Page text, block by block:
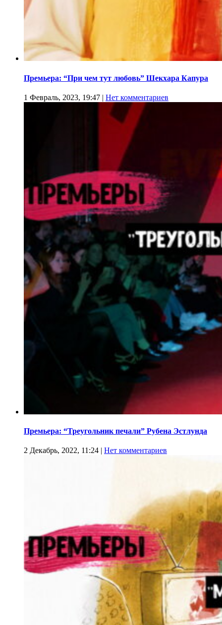
Премьера: “При чем тут любовь” Шекхара Капура
1 Февраль, 2023, 19:47 | Нет комментариев
Премьера: “Треугольник печали” Рубена Эстлунда
2 Декабрь, 2022, 11:24 | Нет комментариев